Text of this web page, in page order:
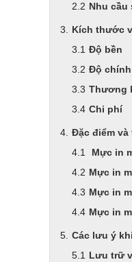
Nhu cầu
Kích thước
Độ bền
Độ
Thương
Chi phí
Đặc điểm
Mực in
Mực in
Mực in
Mực in
Các lưu ý
Lưu trữ